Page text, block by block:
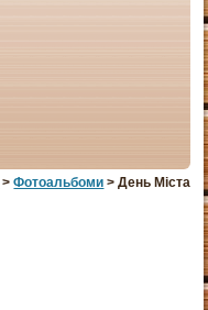
>Фотоальбоми > День Міста